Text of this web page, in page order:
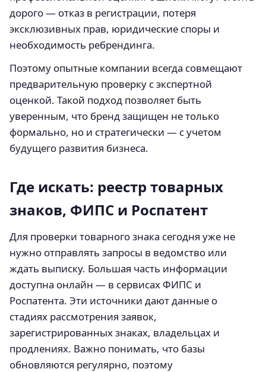
дорого — отказ в регистрации, потеря
эксклюзивных прав, юридические споры и
необходимость ребрендинга.
Поэтому опытные компании всегда совмещают
предварительную проверку с экспертной
оценкой. Такой подход позволяет быть
уверенным, что бренд защищен не только
формально, но и стратегически — с учетом
будущего развития бизнеса.
Где искать: реестр товарных
знаков, ФИПС и Роспатент
Для проверки товарного знака сегодня уже не
нужно отправлять запросы в ведомство или
ждать выписку. Большая часть информации
доступна онлайн — в сервисах ФИПС и
Роспатента. Эти источники дают данные о
стадиях рассмотрения заявок,
зарегистрированных знаках, владельцах и
продлениях. Важно понимать, что базы
обновляются регулярно, поэтому